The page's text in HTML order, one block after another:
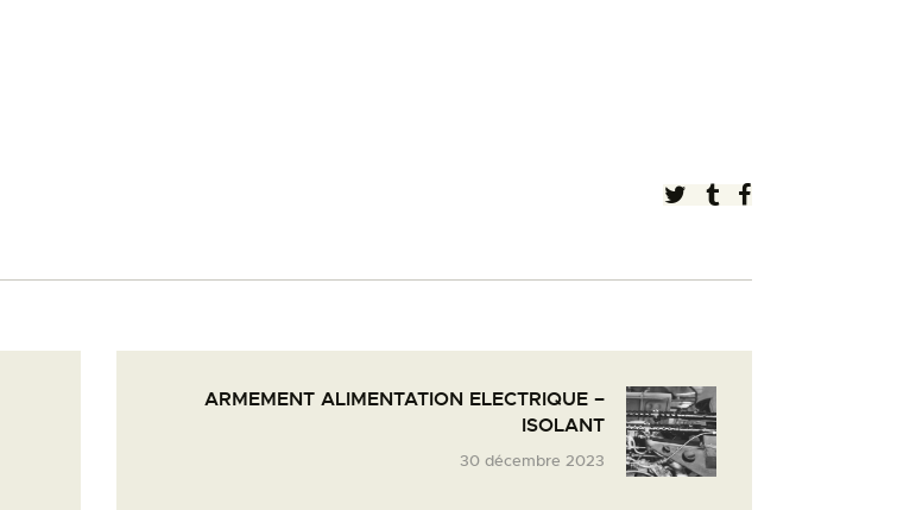
DE L’AIR
DEARMEMENT ALIMENTATION ELECTRIQUE –
ISOLANT
30 décembre 2023